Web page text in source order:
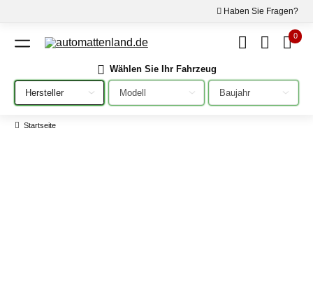
Haben Sie Fragen?
0
Wählen Sie Ihr Fahrzeug
Bitte auswählen
Bitte auswählen Bitte auswählen
Startseite